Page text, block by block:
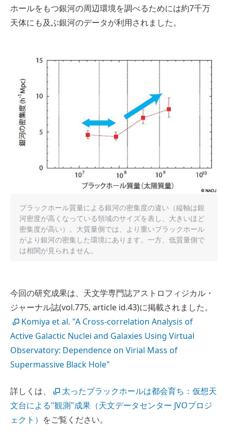
ホールをもつ銀河の周辺環境を調べるためには約7千万
天体にも及ぶ銀河のデータが利用されました。
ブラックホール質量による銀河の密集度の違い（縦軸は銀
河密度が高くなっている領域のサイズを表し、大きいほど
密集度が高い）。大質量側では、より重いブラックホール
がより銀河の密集した環境にあります。一方、低質量側で
は相関が見られません。
今回の研究成果は、天文学専門誌アストロフィジカル・
ジャーナル誌(vol.775, article id.43)に掲載されました。
Komiya et al. "A Cross-correlation Analysis of
Active Galactic Nuclei and Galaxies Using Virtual
Observatory: Dependence on Virial Mass of
Supermassive Black Hole"
詳しくは、
太ったブラックホールは都会育ち：仮想天
文台による"観測"成果（天文データセンター JVOプロジ
ェクト） をご覧ください。